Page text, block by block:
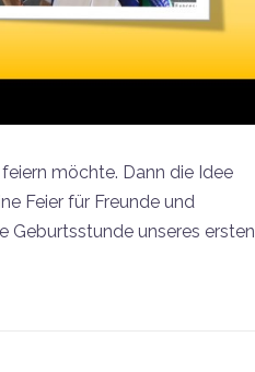
möchte. Dann die Idee
Feier für Freunde und
Geburtsstunde unseres ersten